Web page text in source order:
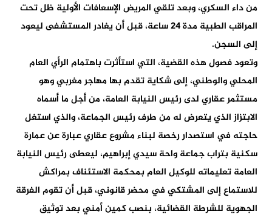
من داء السكري، وبعد تلقي المريض الإسعافات الأولية ظل تحت
المراقب الطبية مدة 24 ساعة، قبل أن يغادر المستشفى ليعود
إلى السجن.
وتعود فصول هذه القضية، التي استأثرت باهتمام الرأي العام
المحلي والوطني، إلى شكاية تقدم بها مهاجر مغربي وهو
مستثمر عقاري لدى رئيس النيابة العامة، من أجل ما أسماه
الابتزاز الذي يتعرض له من طرف رئيس الجماعة، والذي استغل
حاجته في استصدار رخصة لبناء مشروع عقاري عبارة عن عمارة
سكنية بتراب جماعة واحة سيدي إبراهيم، ليعطى رئيس النيابة
العامة تعليماته للوكيل العام بمحكمة الاستئناف بمراكش
للاستماع إلى المشتكي في محضر قانوني، قبل أن تقوم الفرقة
الجهوية للشرطة القضائية، بنصب كمين أمني بعد توثيق